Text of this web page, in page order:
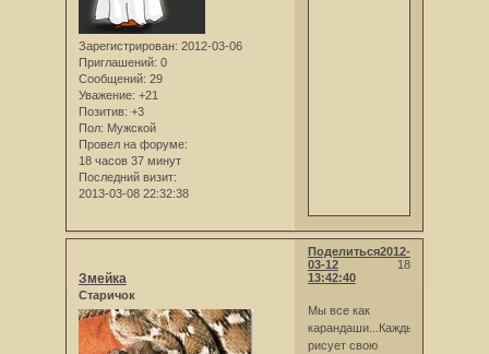
Зарегистрирован: 2012-03-06
Приглашений: 0
Сообщений: 29
Уважение: +21
Позитив: +3
Пол: Мужской
Провел на форуме:
18 часов 37 минут
Последний визит:
2013-03-08 22:32:38
Поделиться
18
2012-
03-12
13:42:40
Змейка
Старичок
Мы все как
карандаши...Каждый
рисует свою